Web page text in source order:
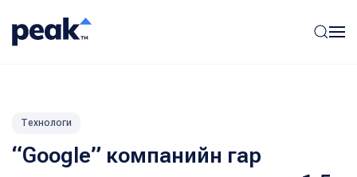
Технологи
“Google” компанийн гар